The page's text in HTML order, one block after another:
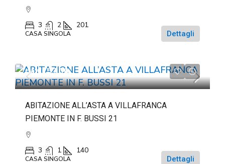
3 2 201
CASA SINGOLA Dettagli
da€15.300
ABITAZIONE ALL’ASTA A VILLAFRANCA
PIEMONTE IN F. BUSSI 21
3 1 140
CASA SINGOLA Dettagli